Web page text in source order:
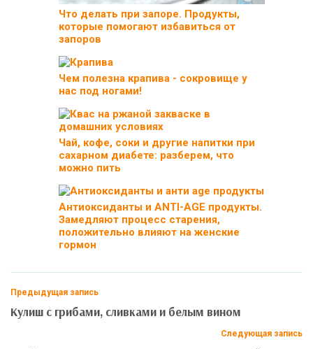
Что делать при запоре. Продукты,
которые помогают избавиться от
запоров
Чем полезна крапива - сокровище у
нас под ногами!
Чай, кофе, соки и другие напитки при
сахарном диабете: разберем, что
можно пить
Антиоксиданты и ANTI-AGE продукты.
Замедляют процесс старения,
положительно влияют на женские
гормон
Предыдущая запись
Кулиш с грибами, сливками и белым вином
Следующая запись